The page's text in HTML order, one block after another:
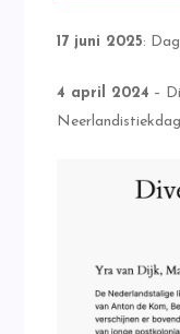
17 juni 2025:
4 april 2024 –